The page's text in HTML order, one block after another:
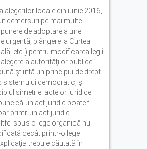
alegerilor locale din iunie 2016,
demersuri pe mai multe
de adoptare a unei
urgentă, plângere la Curtea
etc.) pentru modificarea legii
a autorităţilor publice.
ştiintă un principiu de drept
sistemului democratic, şi
simetriei actelor juridice
că un act juridic poate fi
printr-un act juridic
spus o lege organică nu
decât printr-o lege
trebuie căutată în